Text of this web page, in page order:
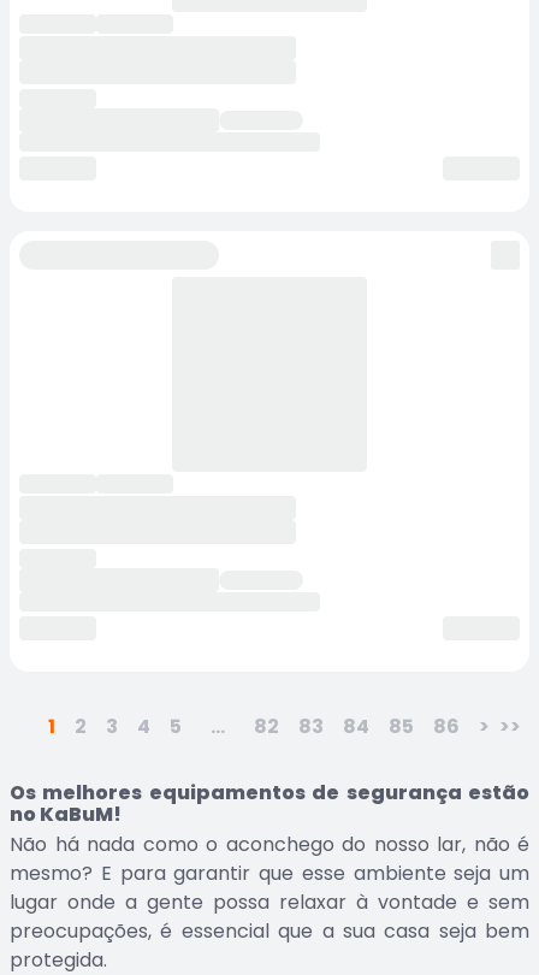
1 2 3 4 5 ... 82 83 84 85 86 > >>
Os melhores equipamentos de segurança estão
no KaBuM!
Não há nada como o aconchego do nosso lar, não é
mesmo? E para garantir que esse ambiente seja um
lugar onde a gente possa relaxar à vontade e sem
preocupações, é essencial que a sua casa seja bem
protegida.